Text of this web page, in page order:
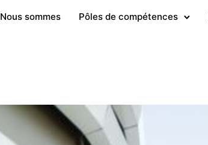
Nous sommes Pôles de compétences